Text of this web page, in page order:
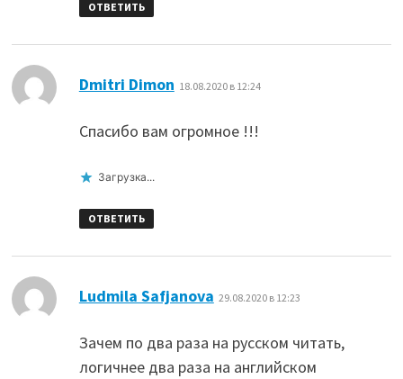
ОТВЕТИТЬ
Dmitri Dimon 18.08.2020 в 12:24
Спасибо вам огромное !!!
Загрузка...
ОТВЕТИТЬ
Ludmila Safjanova 29.08.2020 в 12:23
Зачем по два раза на русском читать,
логичнее два раза на английском